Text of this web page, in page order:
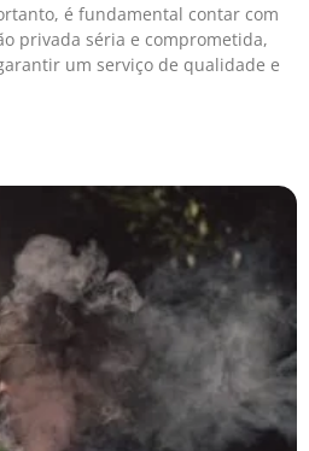
é fundamental contar com
privada séria e comprometida,
um serviço de qualidade e